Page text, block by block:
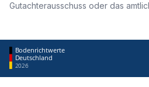
Gutachterausschuss oder das
Bodenrichtwerte
Deutschland
2026